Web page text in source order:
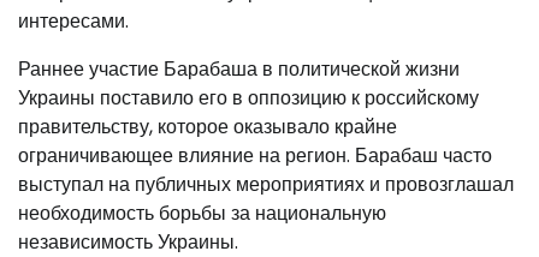
интересами.
Раннее участие Барабаша в политической жизни
Украины поставило его в оппозицию к российскому
правительству, которое оказывало крайне
ограничивающее влияние на регион. Барабаш часто
выступал на публичных мероприятиях и провозглашал
необходимость борьбы за национальную
независимость Украины.